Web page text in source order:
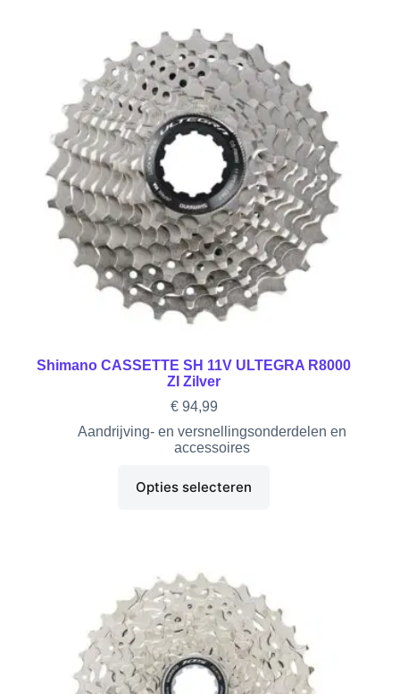
Shimano CASSETTE SH 11V ULTEGRA R8000
ZI Zilver
€94,99
Aandrijving- en versnellingsonderdelen en
accessoires
Opties selecteren